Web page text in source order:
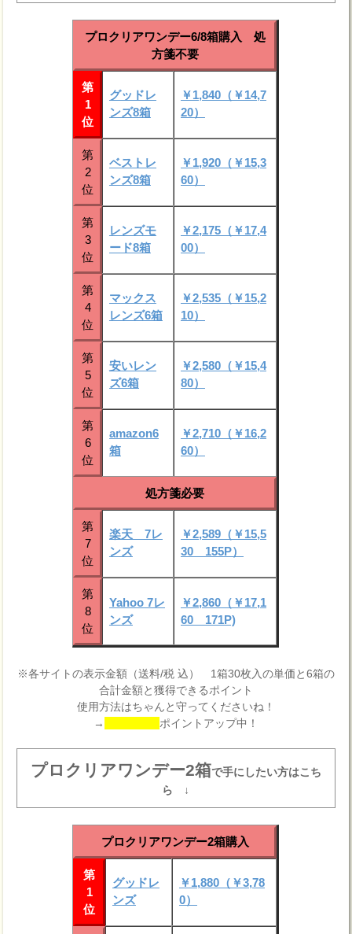
プロクリアワンデー6/8箱購入 処
方箋不要
第
1
位
グッドレ
ンズ8箱
￥1,840（￥14,7
20）
第
2
位
ベストレ
ンズ8箱
￥1,920（￥15,3
60）
第
3
位
レンズモ
ード8箱
￥2,175（￥17,4
00）
第
4
位
マックス
レンズ6箱
￥2,535（￥15,2
10）
第
5
位
安いレン
ズ6箱
￥2,580（￥15,4
80）
第
6
位
amazon6
箱
￥2,710（￥16,2
60）
処方箋必要
第
7
位
楽天 7レ
ンズ
￥2,589（￥15,5
30 155P）
第
8
位
Yahoo 7レ
ンズ
￥2,860（￥17,1
60 171P)
※各サイトの表示金額（送料/税 込） 1箱30枚入の単価と6箱の
合計金額と獲得できるポイント
使用方法はちゃんと守ってくださいね！
→
ポイントアップ中！
プロクリアワンデー2箱で手にしたい方はこち
ら ↓
プロクリアワンデー2箱購入
第
1
位
グッドレ
ンズ
￥1,880（￥3,78
0）